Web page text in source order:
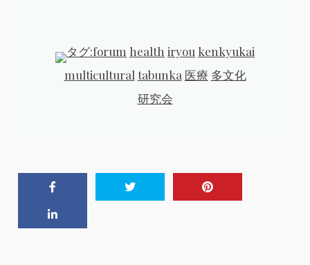
タグ:forum health iryou kenkyukai
multicultural tabunka 医療 多文化
研究会